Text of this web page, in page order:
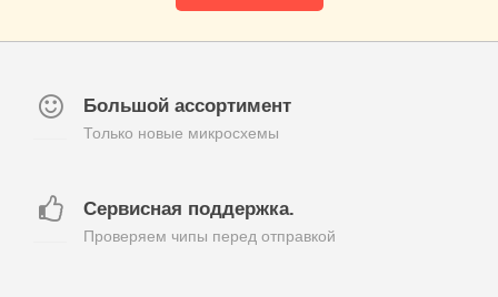
Большой ассортимент
Только новые микросхемы
Сервисная поддержка.
Проверяем чипы перед отправкой